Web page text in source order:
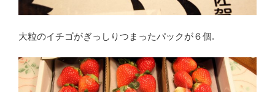
大粒のイチゴがぎっしりつまったパックが６個.